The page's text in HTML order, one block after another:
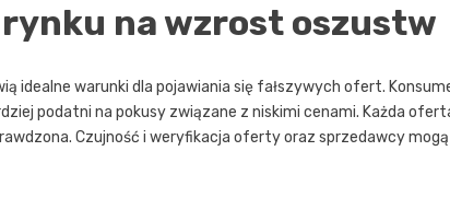
rynku na wzrost oszustw
idealne warunki dla pojawiania się fałszywych ofert.
podatni na pokusy związane z niskimi cenami. Każda
Czujność i weryfikacja oferty oraz sprzedawcy